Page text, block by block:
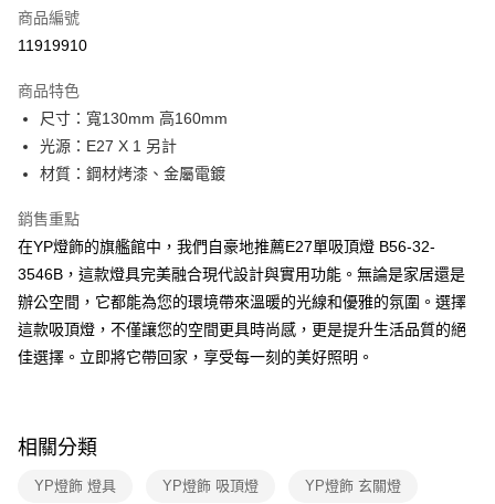
LINE Pay
街口支付
悠遊付
全盈+PAY
AFTEE先享後付
相關說明
【關於「AFTEE先享後付」】
AFTEE先享後付是「在收到商品之後才付款」的支付方式。 讓您購物簡單
便利好安心！
１．於結帳方式選擇「AFTEE先享後付」後，將跳轉至「AFTEE先享後付」
新竹貨運宅配
商品編號
11919910
商品特色
尺寸：寬130mm 高160mm
光源：E27 X 1 另計
材質：鋼材烤漆、金屬電鍍
銷售重點
在YP燈飾的旗艦館中，我們自豪地推薦E27單吸頂燈 B56-32-
3546B，這款燈具完美融合現代設計與實用功能。無論是家居還是
辦公空間，它都能為您的環境帶來溫暖的光線和優雅的氛圍。選擇
這款吸頂燈，不僅讓您的空間更具時尚感，更是提升生活品質的絕
佳選擇。立即將它帶回家，享受每一刻的美好照明。
相關分類
YP燈飾 燈具 YP燈飾 吸頂燈 YP燈飾 玄關燈